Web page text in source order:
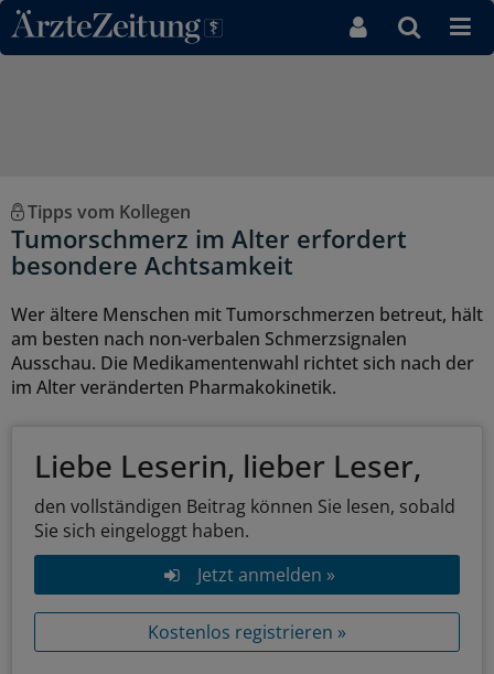
Direkt zum Inhaltsbereich
Tipps vom Kollegen
Tumorschmerz im Alter erfordert
besondere Achtsamkeit
Wer ältere Menschen mit Tumorschmerzen betreut, hält
am besten nach non-verbalen Schmerzsignalen
Ausschau. Die Medikamentenwahl richtet sich nach der
im Alter veränderten Pharmakokinetik.
Liebe Leserin, lieber Leser,
den vollständigen Beitrag können Sie lesen, sobald
Sie sich eingeloggt haben.
Jetzt anmelden »
Kostenlos registrieren »